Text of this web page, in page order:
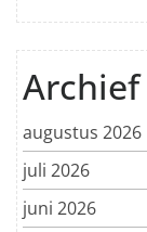
Archief
augustus 2026
juli 2026
juni 2026